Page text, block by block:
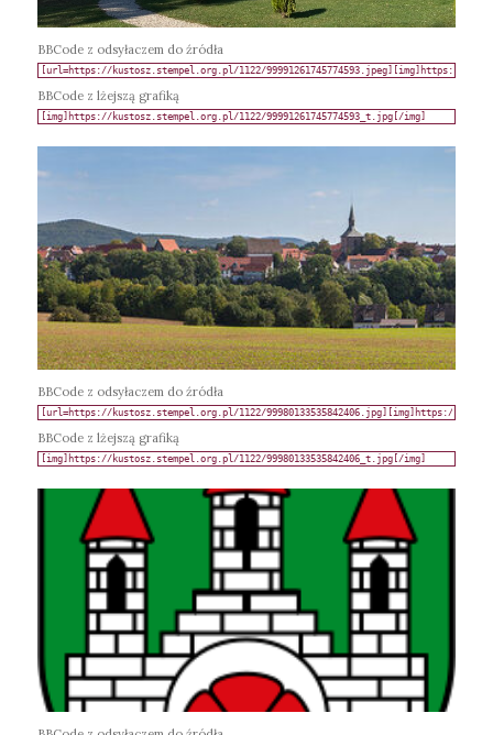
BBCode z odsyłaczem do źródła
BBCode z lżejszą grafiką
BBCode z odsyłaczem do źródła
BBCode z lżejszą grafiką